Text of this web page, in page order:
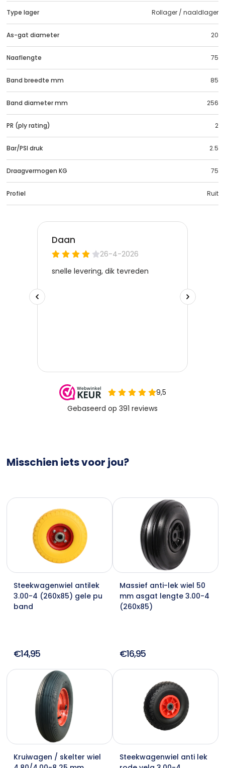
Type lager Rollager / naaldlager
As-gat diameter 20
Naaflengte 75
Band breedte mm 85
Band diameter mm 256
PR (ply rating) 2
Bar/PSI druk 2.5
Draagvermogen KG 75
Profiel Ruit
Misschien iets voor jou?
Steekwagenwiel antilek
3.00-4 (260x85) gele pu
band
€14,95
Massief anti-lek wiel 50
mm asgat lengte 3.00-4
(260x85)
€16,95
Kruiwagen / skelter wiel
Steekwagenwiel anti lek